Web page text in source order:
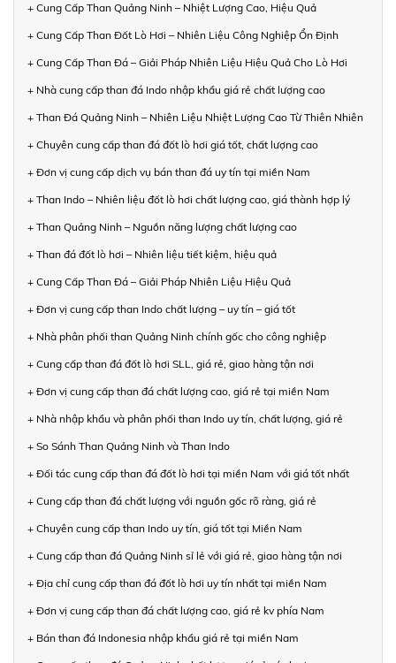
+ Cung Cấp Than Quảng Ninh – Nhiệt Lượng Cao, Hiệu Quả
+ Cung Cấp Than Đốt Lò Hơi – Nhiên Liệu Công Nghiệp Ổn Định
+ Cung Cấp Than Đá – Giải Pháp Nhiên Liệu Hiệu Quả Cho Lò Hơi
+ Nhà cung cấp than đá Indo nhập khẩu giá rẻ chất lượng cao
+ Than Đá Quảng Ninh – Nhiên Liệu Nhiệt Lượng Cao Từ Thiên Nhiên
+ Chuyên cung cấp than đá đốt lò hơi giá tốt, chất lượng cao
+ Đơn vị cung cấp dịch vụ bán than đá uy tín tại miền Nam
+ Than Indo – Nhiên liệu đốt lò hơi chất lượng cao, giá thành hợp lý
+ Than Quảng Ninh – Nguồn năng lượng chất lượng cao
+ Than đá đốt lò hơi – Nhiên liệu tiết kiệm, hiệu quả
+ Cung Cấp Than Đá – Giải Pháp Nhiên Liệu Hiệu Quả
+ Đơn vị cung cấp than Indo chất lượng – uy tín – giá tốt
+ Nhà phân phối than Quảng Ninh chính gốc cho công nghiệp
+ Cung cấp than đá đốt lò hơi SLL, giá rẻ, giao hàng tận nơi
+ Đơn vị cung cấp than đá chất lượng cao, giá rẻ tại miền Nam
+ Nhà nhập khẩu và phân phối than Indo uy tín, chất lượng, giá rẻ
+ So Sánh Than Quảng Ninh và Than Indo
+ Đối tác cung cấp than đá đốt lò hơi tại miền Nam với giá tốt nhất
+ Cung cấp than đá chất lượng với nguồn gốc rõ ràng, giá rẻ
+ Chuyên cung cấp than Indo uy tín, giá tốt tại Miền Nam
+ Cung cấp than đá Quảng Ninh sỉ lẻ với giá rẻ, giao hàng tận nơi
+ Địa chỉ cung cấp than đá đốt lò hơi uy tín nhất tại miền Nam
+ Đơn vị cung cấp than đá chất lượng cao, giá rẻ kv phía Nam
+ Bán than đá Indonesia nhập khẩu giá rẻ tại miền Nam